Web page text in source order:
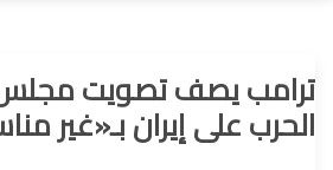
ترامب يصف تصويت
الحرب على إيران بـ«غير